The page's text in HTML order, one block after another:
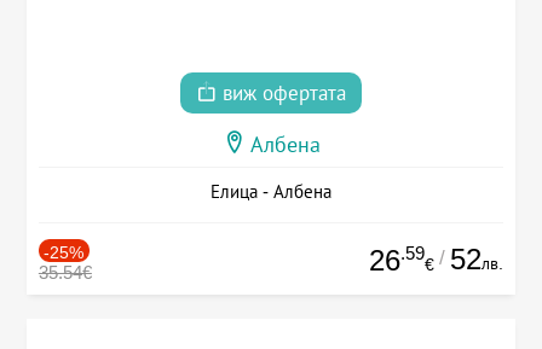
виж офертата
Албена
Елица - Албена
-25%
35.54€ 26.59
€ / 52лв.